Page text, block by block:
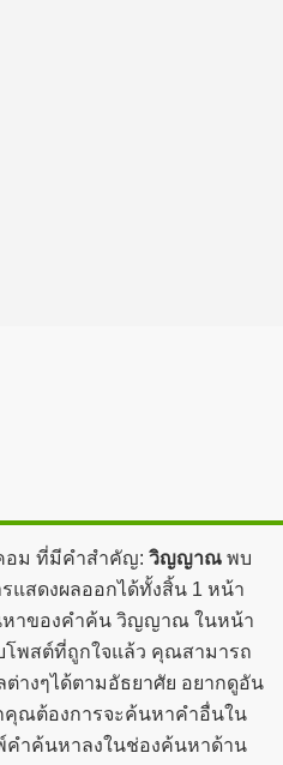
อม ที่มีคำสำคัญ: วิญญาณ พบ
แสดงผลออกได้ทั้งสิ้น 1 หน้า
หาของคำค้น วิญญาณ ในหน้า
พสต์ที่ถูกใจแล้ว คุณสามารถ
างๆได้ตามอัธยาศัย อยากดูอัน
ณต้องการจะค้นหาคำอื่นใน
คำค้นหาลงในช่องค้นหาด้าน